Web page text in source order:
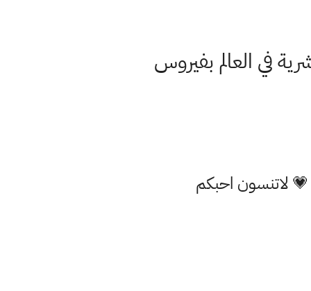
إصابة بشرية في العالم بفيروس
لاتنسون احبكم